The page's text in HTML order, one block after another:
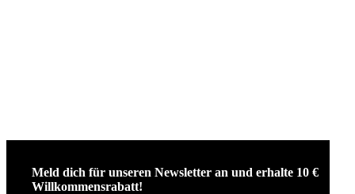
Meld dich für unseren Newsletter an und erhalte 10 €
Willkommensrabatt!